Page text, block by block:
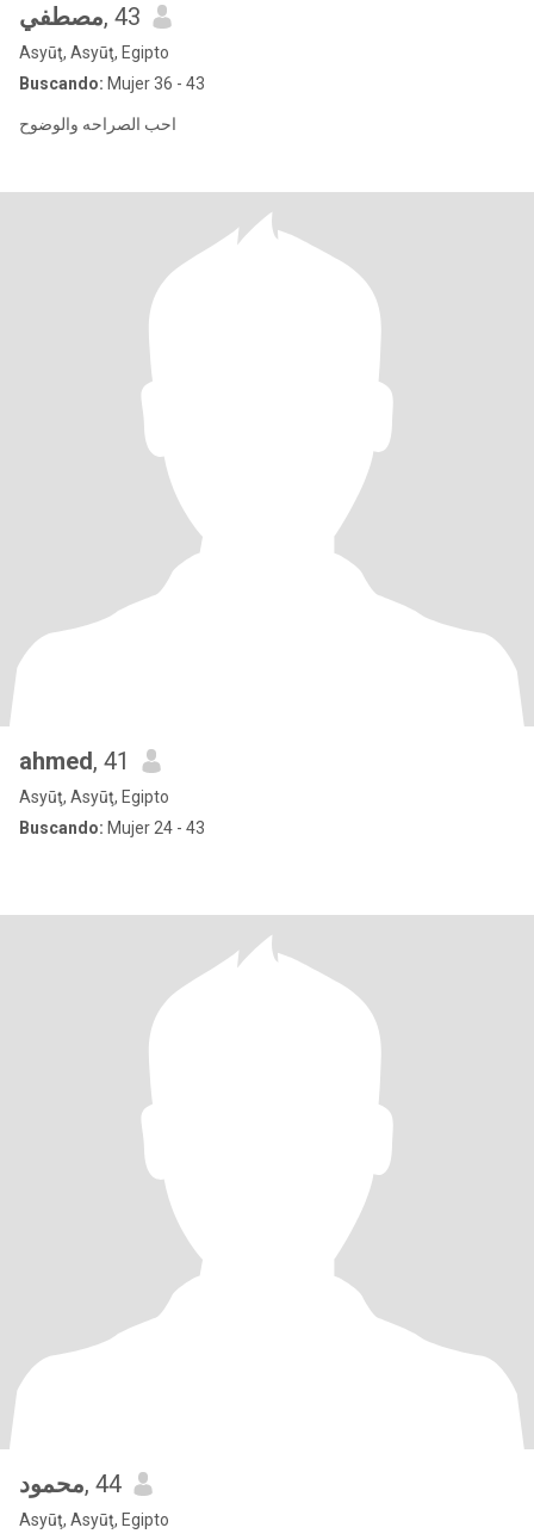
مصطفي, 43
Asyūţ, Asyūţ, Egipto
Buscando: Mujer 36 - 43
احب الصراحه والوضوح
ahmed, 41
Asyūţ, Asyūţ, Egipto
Buscando: Mujer 24 - 43
محمود, 44
Asyūţ, Asyūţ, Egipto